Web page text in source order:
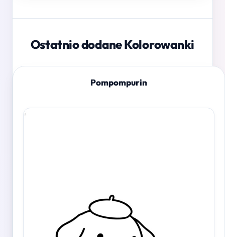
Ostatnio dodane Kolorowanki
Pompompurin